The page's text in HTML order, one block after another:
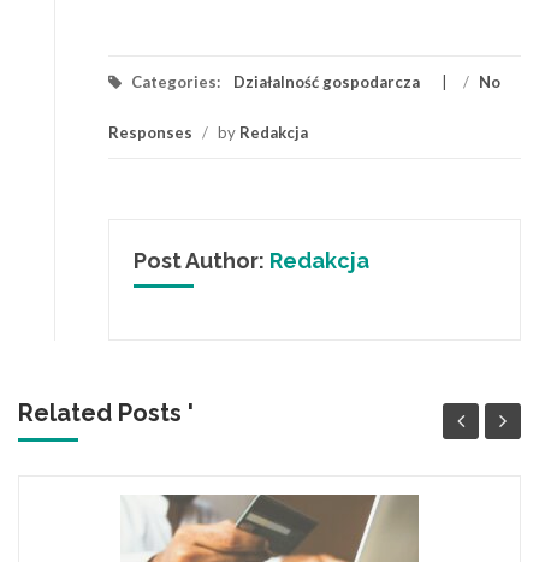
Categories: Działalność gospodarcza / No
Responses / by Redakcja
Post Author: Redakcja
Related Posts '